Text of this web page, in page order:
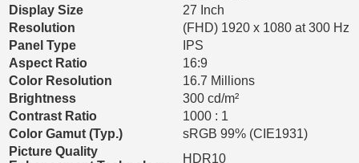
Display Size
27 Inch
Resolution
(FHD) 1920 x 1080 at 300 Hz
Panel Type
IPS
Aspect Ratio
16:9
Color Resolution
16.7 Millions
Brightness
300 cd/m²
Contrast Ratio
1000 : 1​
Color Gamut (Typ.)
sRGB 99% (CIE1931)
Picture Quality
HDR10